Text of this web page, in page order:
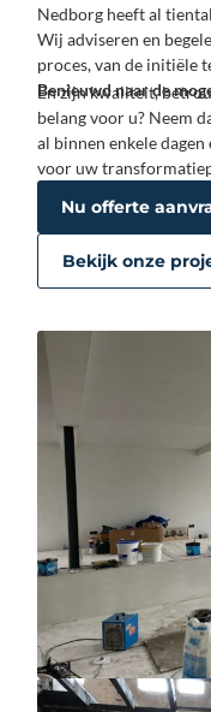
Nedborg heeft al
Wij adviseren en
proces, van de initiële
Benieuwd naar de
En zijn kwaliteit,
belang voor u? Neem
al binnen enkele
voor uw
Nu offerte
Bekijk onze